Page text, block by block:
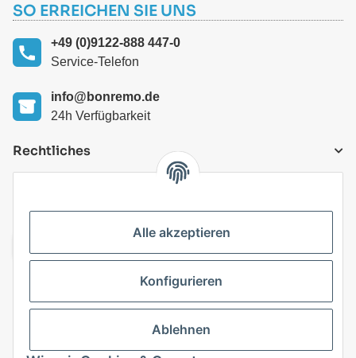
SO ERREICHEN SIE UNS
+49 (0)9122-888 447-0
Service-Telefon
info@bonremo.de
24h Verfügbarkeit
Rechtliches
Vertrag widerrufen
Alle akzeptieren
Konfigurieren
Ablehnen